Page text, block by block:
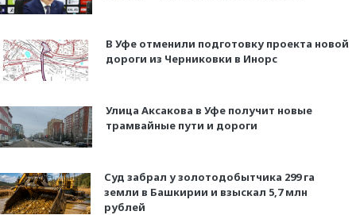
В Уфе отменили подготовку проекта новой
дороги из Черниковки в Инорс
Улица Аксакова в Уфе получит новые
трамвайные пути и дороги
Суд забрал у золотодобытчика 299 га
земли в Башкирии и взыскал 5,7 млн
рублей